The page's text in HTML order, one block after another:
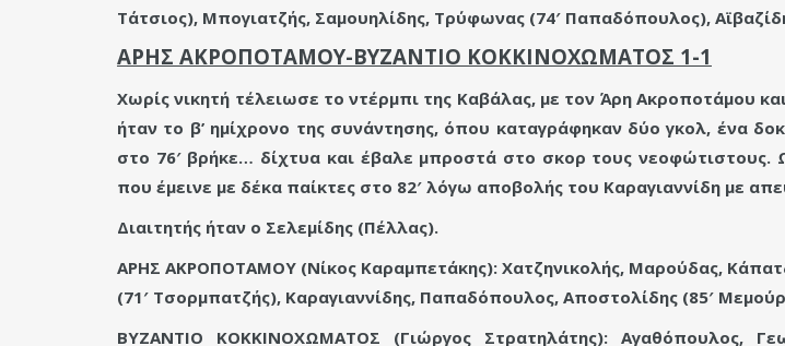
Τάτσιος), Μπογιατζής, Σαμουηλίδης, Τρύφωνας (74′ Παπαδόπουλος),
ΑΡΗΣ ΑΚΡΟΠΟΤΑΜΟΥ-ΒΥΖΑΝΤΙΟ ΚΟΚΚΙΝΟΧΩΜΑΤΟΣ 1-1
Χωρίς νικητή τέλειωσε το ντέρμπι της Καβάλας, με τον Άρη Ακροποτάμου
ήταν το β’ ημίχρονο της συνάντησης, όπου καταγράφηκαν δύο γκολ, ένα
στο 76′ βρήκε… δίχτυα και έβαλε μπροστά στο σκορ τους
που έμεινε με δέκα παίκτες στο 82′ λόγω αποβολής του Καραγιαννίδη με
Διαιτητής ήταν ο Σελεμίδης (Πέλλας).
ΑΡΗΣ ΑΚΡΟΠΟΤΑΜΟΥ (Νίκος Καραμπετάκης): Χατζηνικολής, Μαρούδας,
(71′ Τσορμπατζής), Καραγιαννίδης, Παπαδόπουλος, Αποστολίδης (85′
ΒΥΖΑΝΤΙΟ ΚΟΚΚΙΝΟΧΩΜΑΤΟΣ (Γιώργος Στρατηλάτης): Αγαθόπουλος,